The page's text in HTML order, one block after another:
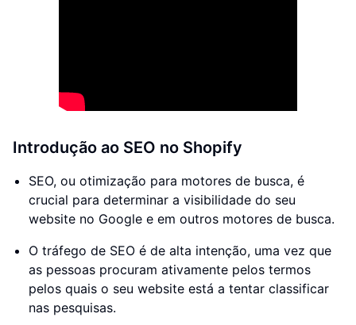
Introdução ao SEO no Shopify
SEO, ou otimização para motores de busca, é
crucial para determinar a visibilidade do seu
website no Google e em outros motores de busca.
O tráfego de SEO é de alta intenção, uma vez que
as pessoas procuram ativamente pelos termos
pelos quais o seu website está a tentar classificar
nas pesquisas.